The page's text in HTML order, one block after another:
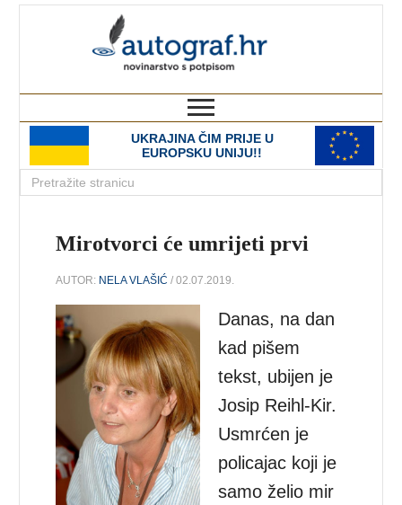
UKRAJINA ČIM PRIJE U
EUROPSKU UNIJU!!
Mirotvorci će umrijeti prvi
AUTOR: NELA VLAŠIĆ / 02.07.2019.
Danas, na dan
kad pišem
tekst, ubijen je
Josip Reihl-Kir.
Usmrćen je
policajac koji je
samo želio mir